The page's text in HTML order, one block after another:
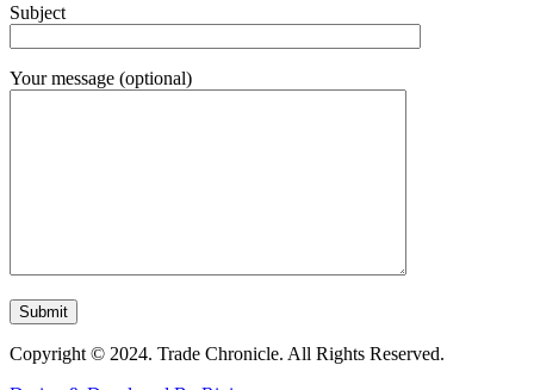
Subject
Your message (optional)
Copyright © 2024. Trade Chronicle. All Rights Reserved.